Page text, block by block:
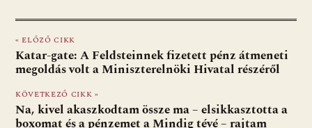
e
b
o
o
k
er at
s
A
p
p
d
di
t
ai
l
t za
m
e
« ELŐZŐ CIKK
Katar-gate: A Feldsteinnek fizetett pénz átmeneti
megoldás volt a Miniszterelnöki Hivatal részéről
KÖVETKEZŐ CIKK »
Na, kivel akaszkodtam össze ma – elsikkasztotta a
boxomat és a pénzemet a Mindig tévé – rajtam